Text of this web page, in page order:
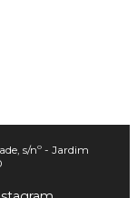
s/nº - Jardim